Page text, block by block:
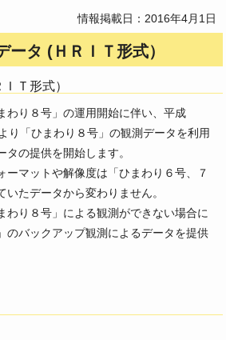
情報掲載日：2016年4月1日
ータ (ＨＲＩＴ形式）
Ｔ形式）
わり８号」の運用開始に伴い、平成
り「ひまわり８号」の観測データを利用
タの提供を開始します。
マットや解像度は「ひまわり６号、７
いたデータから変わりません。
り８号」による観測ができない場合に
のバックアップ観測によるデータを提供